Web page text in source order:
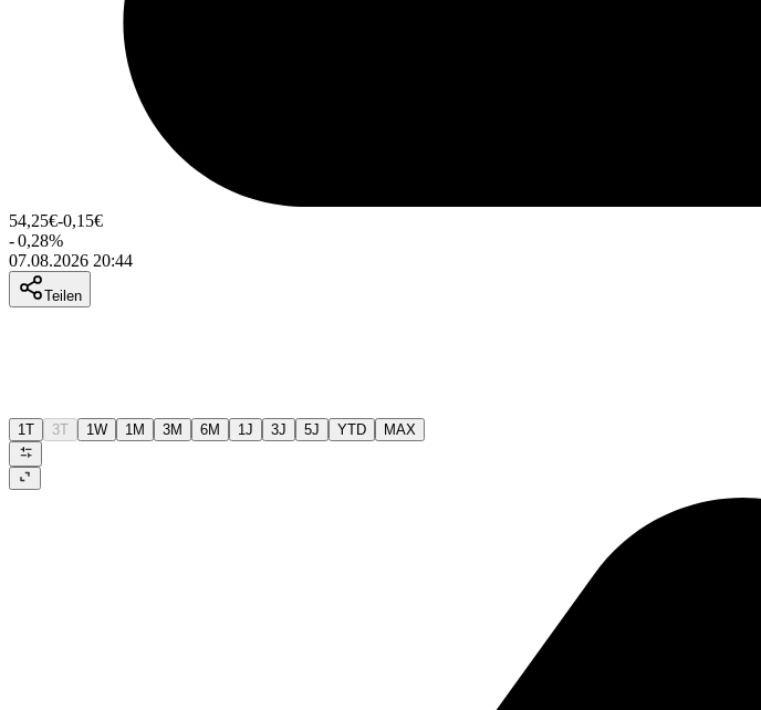
54,25€-0,15€
-0,28%
07.08.2026 20:44
Teilen
1T 3T 1W 1M 3M 6M 1J 3J 5J YTD MAX